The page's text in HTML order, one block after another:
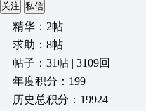
关注 私信
精华：2帖
求助：8帖
帖子：31帖 | 3109回
年度积分：199
历史总积分：19924